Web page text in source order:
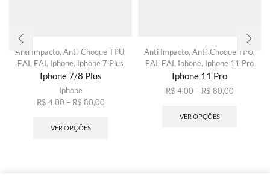
Anti Impacto, Anti-Choque TPU,
EAI, EAI, Iphone, Iphone 7 Plus
Iphone 7/8 Plus
Iphone
R$ 4,00 – R$ 80,00Faixa
VER OPÇÕES
Anti Impacto, Anti-Choque TPU,
EAI, EAI, Iphone, Iphone 11 Pro
Iphone 11 Pro
R$ 4,00 – R$ 80,00Faixa
VER OPÇÕES